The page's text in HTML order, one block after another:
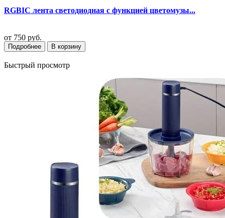
RGBIC лента светодиодная с функцией цветомузы...
от 750 руб.
Подробнее В корзину
Быстрый просмотр